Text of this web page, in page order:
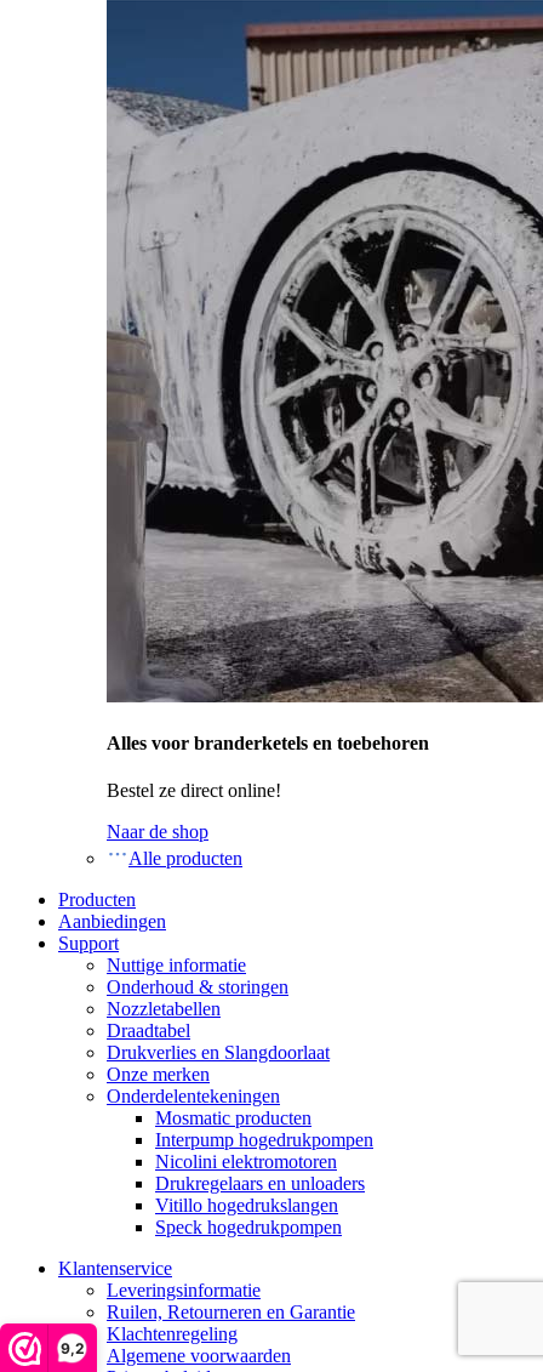
9,2
Alles voor branderketels en toebehoren
Bestel ze direct online!
Naar de shop
Alle producten
Producten
Aanbiedingen
Support
Nuttige informatie
Onderhoud & storingen
Nozzletabellen
Draadtabel
Drukverlies en Slangdoorlaat
Onze merken
Onderdelentekeningen
Mosmatic producten
Interpump hogedrukpompen
Nicolini elektromotoren
Drukregelaars en unloaders
Vitillo hogedrukslangen
Speck hogedrukpompen
Klantenservice
Leveringsinformatie
Ruilen, Retourneren en Garantie
Klachtenregeling
Algemene voorwaarden